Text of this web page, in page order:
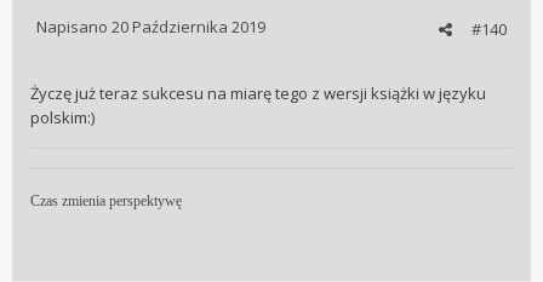
#140
Napisano 20 Października 2019
Życzę już teraz sukcesu na miarę tego z wersji książki w języku
polskim:)
Czas zmienia perspektywę